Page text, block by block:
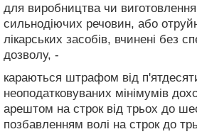
для виробництва чи
сильнодіючих речовин, або
лікарських засобів, вчинені без
дозволу, -
караються штрафом від
неоподатковуваних мінімумів
арештом на строк від трьох до
позбавленням волі на строк до